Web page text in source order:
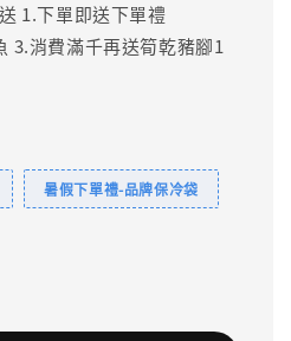
1.下單即送下單禮
3.消費滿千再送筍乾豬腳1
暑假下單禮-品牌保冷袋